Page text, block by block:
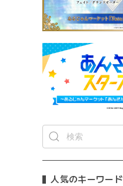
人気のキーワード